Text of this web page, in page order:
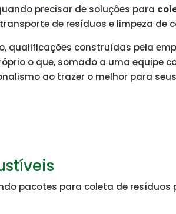
precisar de soluções para
de resíduos e limpeza de
qualificações construídas pela
o que, somado a uma equipe
ao trazer o melhor para
pacotes para coleta de resíduos